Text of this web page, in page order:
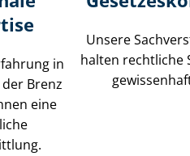
in
Brenz
eine
Unsere
halten rechtliche